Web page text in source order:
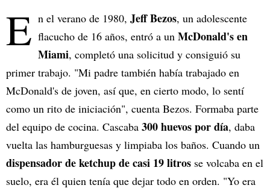
E n el verano de 1980, Jeff Bezos, un adolescente
flacucho de 16 años, entró a un McDonald's en
Miami, completó una solicitud y consiguió su
primer trabajo. "Mi padre también había trabajado en
McDonald's de joven, así que, en cierto modo, lo sentí
como un rito de iniciación", cuenta Bezos. Formaba parte
del equipo de cocina. Cascaba 300 huevos por día, daba
vuelta las hamburguesas y limpiaba los baños. Cuando un
dispensador de ketchup de casi 19 litros se volcaba en el
suelo, era él quien tenía que dejar todo en orden. "Yo era